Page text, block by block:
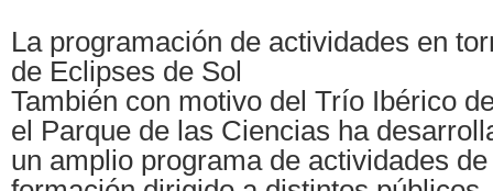
La programación de actividades en
de Eclipses de Sol
También con motivo del Trío Ibérico
el Parque de las Ciencias ha
un amplio programa de actividades